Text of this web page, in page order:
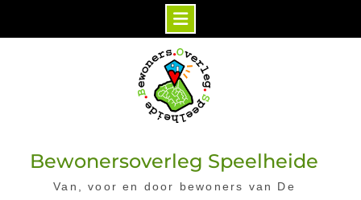
Bewonersoverleg Speelheide
Van, voor en door bewoners van De